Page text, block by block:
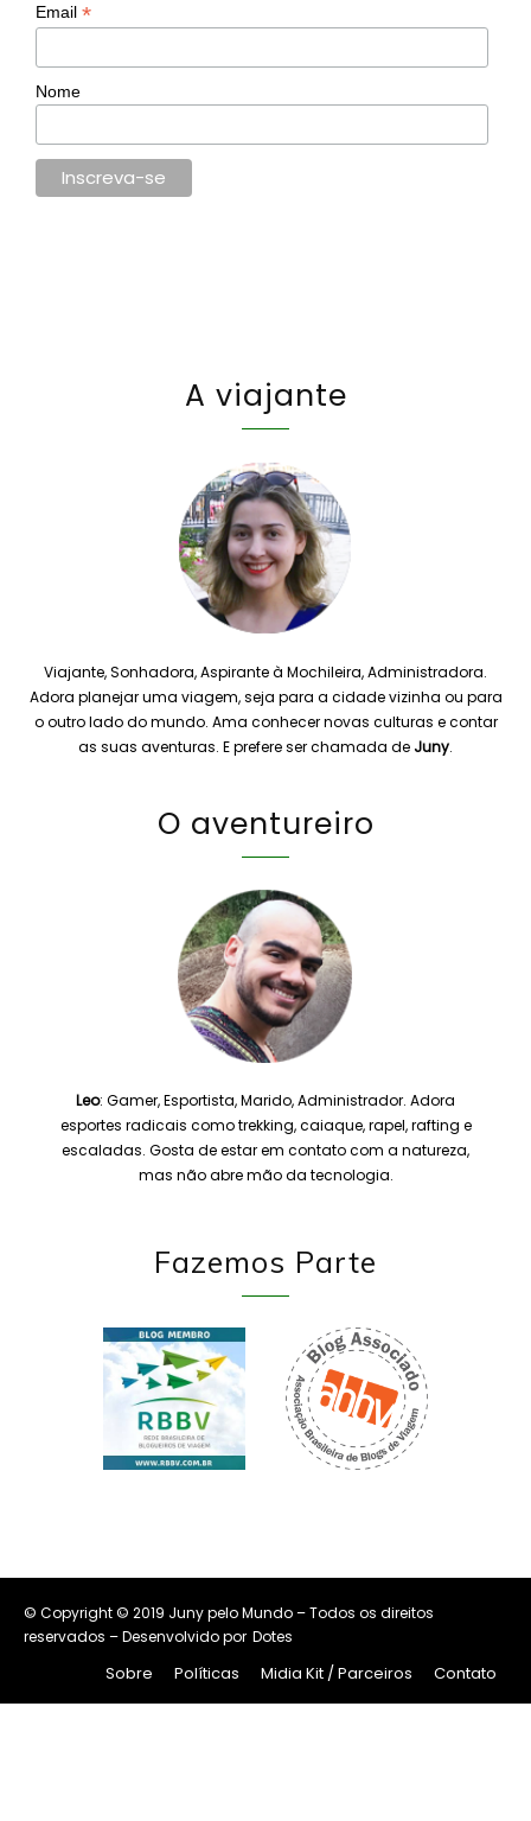
Email *
Nome
A viajante
Viajante, Sonhadora, Aspirante à Mochileira, Administradora.
Adora planejar uma viagem, seja para a cidade vizinha ou para
o outro lado do mundo. Ama conhecer novas culturas e contar
as suas aventuras. E prefere ser chamada de Juny.
O aventureiro
Leo: Gamer, Esportista, Marido, Administrador. Adora
esportes radicais como trekking, caiaque, rapel, rafting e
escaladas. Gosta de estar em contato com a natureza,
mas não abre mão da tecnologia.
Fazemos Parte
© Copyright © 2019 Juny pelo Mundo – Todos os direitos
reservados – Desenvolvido por Dotes
Sobre Políticas Midia Kit / Parceiros Contato